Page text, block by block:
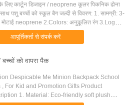
लिए कार्टून डिजाइन / neoprene कूलर पिकनिक ढोना
पशु बच्चों को स्कूल बैग जल्दी से विवरण: 1. सामग्री: 3-
मोटाई neoprene 2.Colors: अनुकूलित रंग 3.Logo:
मुद्रण या उभरा 4, बंद करने ...
आपूर्तिकर्ता से संपर्क करें
को वापस पैक
Despicable Me Minion Backpack School
, For Kid and Promotion Gifts Product
1. Material: Eco-friendly soft plush